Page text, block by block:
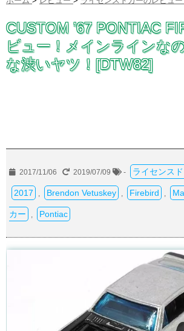
CUSTOM ’67 PONTIAC
ビュー！メインラインな
な渋いヤツ！[DTW82]
2017/11/06 2019/07/09 - ライセンス
2017 Brendon Vetuskey Firebird
カー Pontiac